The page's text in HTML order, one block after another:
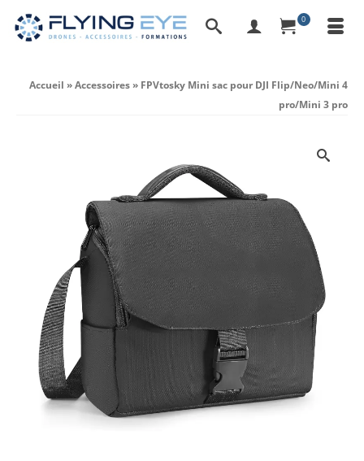
0
Accueil »Accessoires» FPVtosky Mini sac pour DJI Flip/Neo/Mini 4
pro/Mini 3 pro